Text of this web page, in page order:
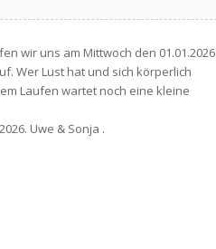
wir uns am Mittwoch den 01.01.2026
Wer Lust hat und sich körperlich
Laufen wartet noch eine kleine
Uwe & Sonja .